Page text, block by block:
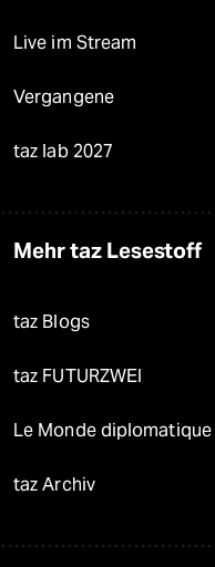
Live im Stream
Vergangene
taz lab 2027
Mehr taz Lesestoff
taz Blogs
taz FUTURZWEI
Le Monde diplomatique
taz Archiv